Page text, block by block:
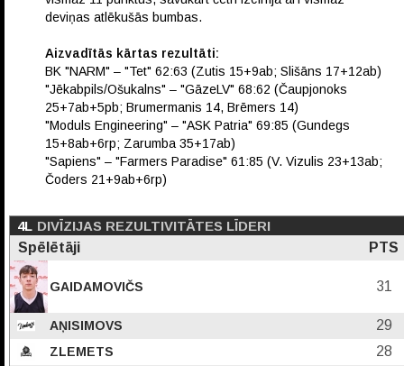
deviņas atlēkušās bumbas.
Aizvadītās kārtas rezultāti:
BK "NARM" – "Tet" 62:63 (Zutis 15+9ab; Slišāns 17+12ab)
"Jēkabpils/Ošukalns" – "GāzeLV" 68:62 (Čaupjonoks
25+7ab+5pb; Brumermanis 14, Brēmers 14)
"Moduls Engineering" – "ASK Patria" 69:85 (Gundegs
15+8ab+6rp; Zarumba 35+17ab)
"Sapiens" – "Farmers Paradise" 61:85 (V. Vizulis 23+13ab;
Čoders 21+9ab+6rp)
4L DIVĪZIJAS REZULTIVITĀTES LĪDERI
Spēlētāji
PTS
GAIDAMOVIČS 31
AŅISIMOVS 29
ZLEMETS 28